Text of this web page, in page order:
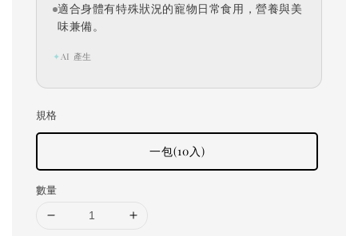
適合身體有特殊狀況的寵物日常食用，營養與美
味兼備。
✦ AI 產生
規格
一包(10入)
數量